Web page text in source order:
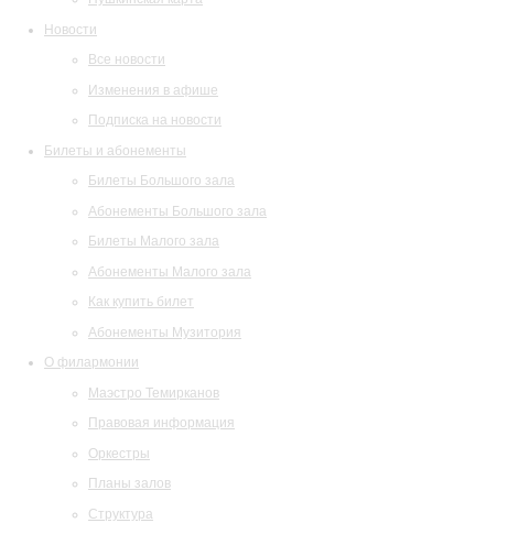
Новости
Все новости
Изменения в афише
Подписка на новости
Билеты и абонементы
Билеты Большого зала
Абонементы Большого зала
Билеты Малого зала
Абонементы Малого зала
Как купить билет
Абонементы Музитория
О филармонии
Маэстро Темирканов
Правовая информация
Оркестры
Планы залов
Структура